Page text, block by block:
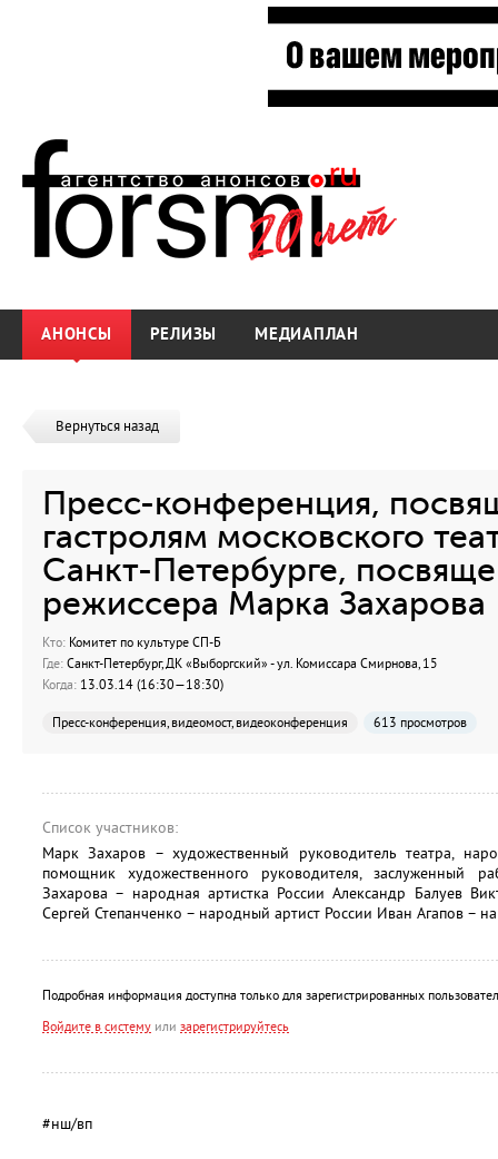
АНОНСЫ РЕЛИЗЫ МЕДИАПЛАН
Вернуться назад
Пресс-конференция,
гастролям московского
Санкт-Петербурге,
режиссера Марка Захарова
Кто: Комитет по культуре СП-Б
Где: Санкт-Петербург, ДК «Выборгский» - ул. Комиссара Смирнова, 15
Когда: 13.03.14 (16:30—18:30)
Пресс-конференция, видеомост, видеоконференция 613 просмотров
Список участников:
Марк Захаров – художественный руководитель театра,
помощник художественного руководителя, заслуженный
Захарова – народная артистка России Александр Балуев
Сергей Степанченко – народный артист России Иван Агапов –
Подробная информация доступна только для зарегистрированных
Войдите в систему или зарегистрируйтесь
#нш/вп